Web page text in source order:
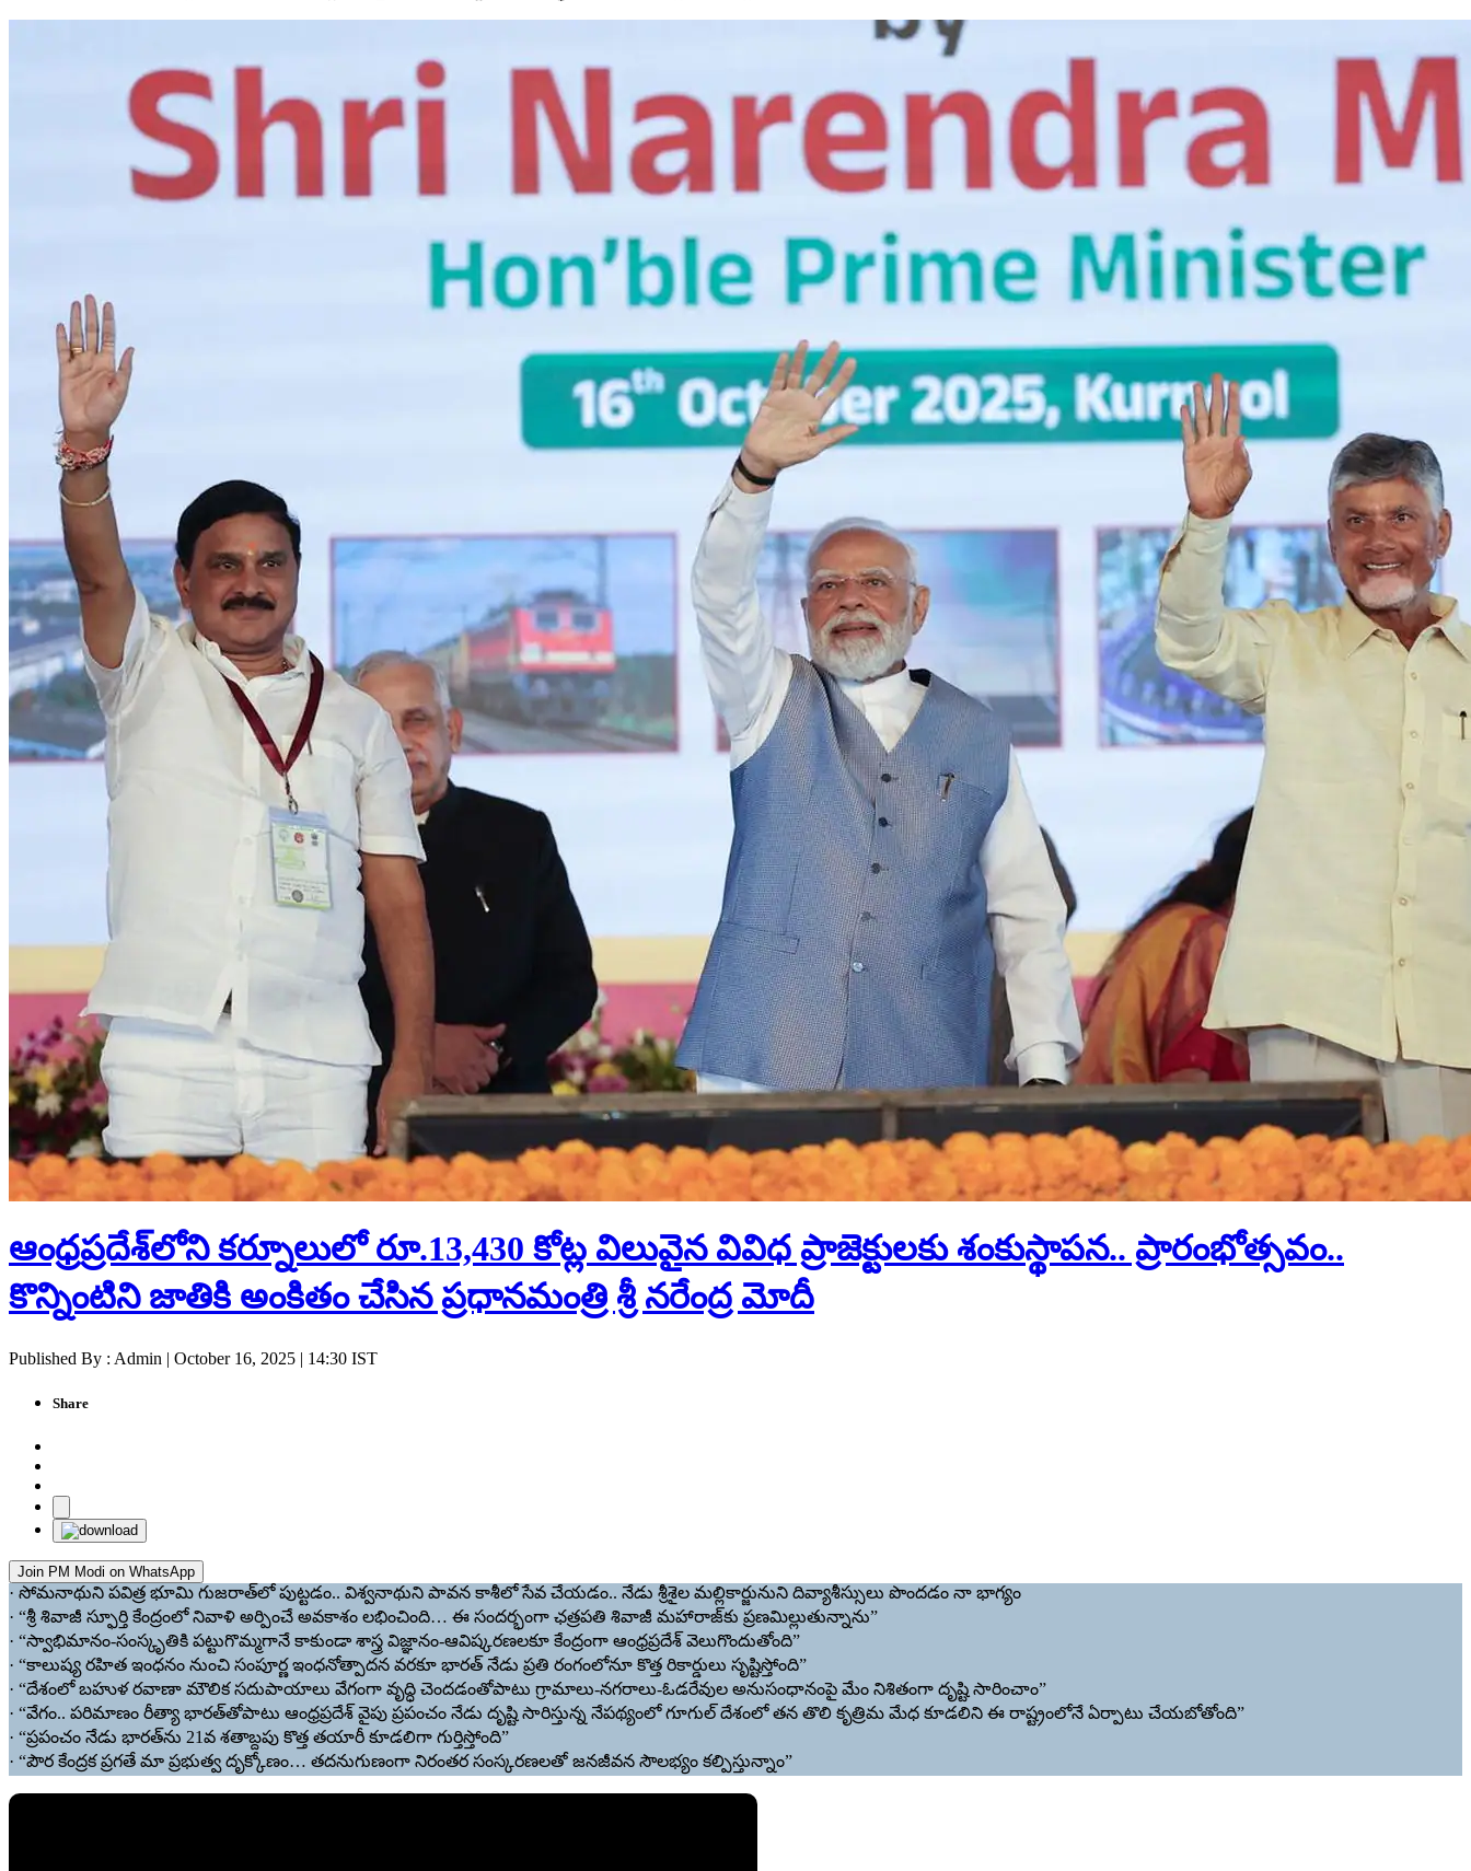
ఆంధ్రప్రదేశ్‌లోని కర్నూలులో రూ.13,430 కోట్ల విలువైన వివిధ ప్రాజెక్టులకు శంకుస్థాపన.. ప్రారంభోత్సవం..
కొన్నింటిని జాతికి అంకితం చేసిన ప్రధానమంత్రి శ్రీ నరేంద్ర మోదీ
Published By : Admin | October 16, 2025 | 14:30 IST
Share
Join PM Modi on WhatsApp
· సోమనాథుని పవిత్ర భూమి గుజరాత్‌లో పుట్టడం.. విశ్వనాథుని పావన కాశీలో సేవ చేయడం.. నేడు శ్రీశైల మల్లికార్జునుని దివ్యాశీస్సులు పొందడం నా భాగ్యం
· “శ్రీ శివాజీ స్ఫూర్తి కేంద్రంలో నివాళి అర్పించే అవకాశం లభించింది… ఈ సందర్భంగా ఛత్రపతి శివాజీ మహారాజ్‌కు ప్రణమిల్లుతున్నాను”
· “స్వాభిమానం-సంస్కృతికి పట్టుగొమ్మగానే కాకుండా శాస్త్ర విజ్ఞానం-ఆవిష్కరణలకూ కేంద్రంగా ఆంధ్రప్రదేశ్ వెలుగొందుతోంది”
· “కాలుష్య రహిత ఇంధనం నుంచి సంపూర్ణ ఇంధనోత్పాదన వరకూ భారత్‌ నేడు ప్రతి రంగంలోనూ కొత్త రికార్డులు సృష్టిస్తోంది”
· “దేశంలో బహుళ రవాణా మౌలిక సదుపాయాలు వేగంగా వృద్ధి చెందడంతోపాటు గ్రామాలు-నగరాలు-ఓడరేవుల అనుసంధానంపై మేం నిశితంగా దృష్టి సారించాం”
· “వేగం.. పరిమాణం రీత్యా భారత్‌తోపాటు ఆంధ్రప్రదేశ్‌ వైపు ప్రపంచం నేడు దృష్టి సారిస్తున్న నేపథ్యంలో గూగుల్‌ దేశంలో తన తొలి కృత్రిమ మేధ కూడలిని ఈ రాష్ట్రంలోనే ఏర్పాటు చేయబోతోంది”
· “ప్రపంచం నేడు భారత్‌ను 21వ శతాబ్దపు కొత్త తయారీ కూడలిగా గుర్తిస్తోంది”
· “పౌర కేంద్రక ప్రగతే మా ప్రభుత్వ దృక్కోణం… తదనుగుణంగా నిరంతర సంస్కరణలతో జనజీవన సౌలభ్యం కల్పిస్తున్నాం”